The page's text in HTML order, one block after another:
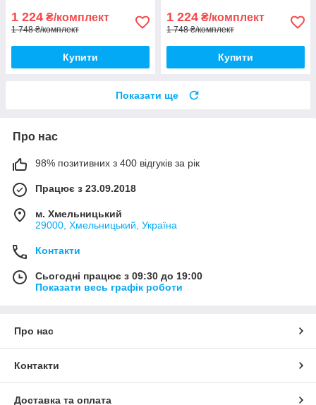
1 224 ₴/комплект
1 748 ₴/комплект
Купити
1 224 ₴/комплект
1 748 ₴/комплект
Купити
Показати ще
Про нас
98% позитивних з 400 відгуків за рік
Працює з 23.09.2018
м. Хмельницький
29000, Хмельницький, Україна
Контакти
Сьогодні працює з 09:30 до 19:00
Показати весь графік роботи
Про нас
Контакти
Доставка та оплата